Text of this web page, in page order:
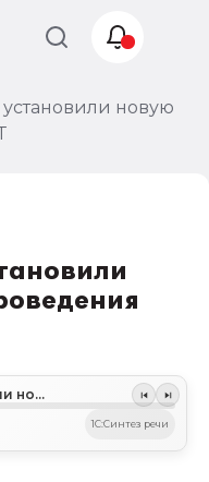
новую
Работодателям установили новую методику проведения СОУТ
1C:Синтез речи